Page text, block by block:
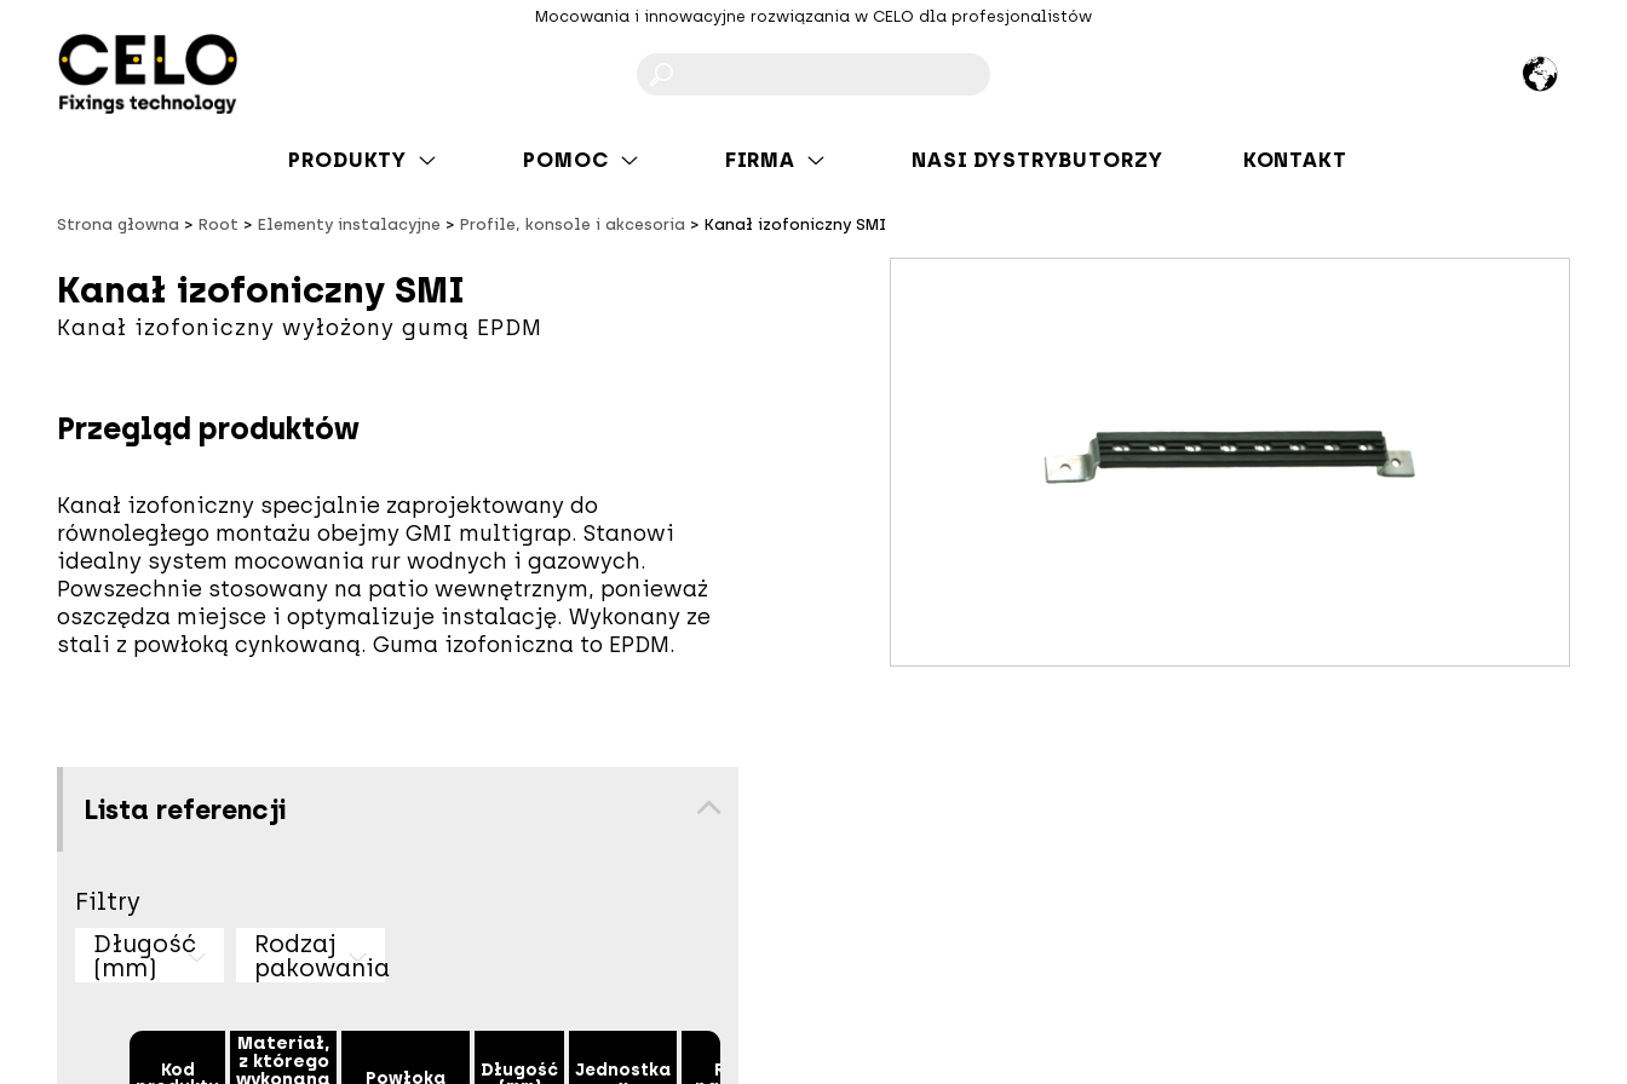
Mocowania i innowacyjne rozwiązania w CELO dla profesjonalistów
PRODUKTY POMOC FIRMA NASI DYSTRYBUTORZY KONTAKT
Strona głowna Root Elementy instalacyjne Profile, konsole i akcesoria Kanał izofoniczny SMI
Kanał izofoniczny SMI
Kanał izofoniczny wyłożony gumą EPDM
Przegląd produktów
Kanał izofoniczny specjalnie zaprojektowany do
równoległego montażu obejmy GMI multigrap. Stanowi
idealny system mocowania rur wodnych i gazowych.
Powszechnie stosowany na patio wewnętrznym, ponieważ
oszczędza miejsce i optymalizuje instalację. Wykonany ze
stali z powłoką cynkowaną. Guma izofoniczna to EPDM.
Lista referencji
Filtry
Długość
(mm)
Rodzaj
pakowania
Kod
Materiał,
z którego
wykonana
Powłoka
Długość
Jednostka
Rodzaj